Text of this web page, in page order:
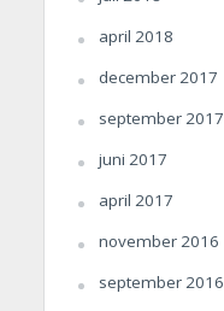
april 2018
december 2017
september 2017
juni 2017
april 2017
november 2016
september 2016